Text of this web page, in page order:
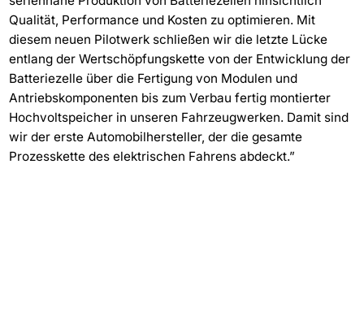
Qualität, Performance und Kosten zu optimieren. Mit
diesem neuen Pilotwerk schließen wir die letzte Lücke
entlang der Wertschöpfungskette von der Entwicklung der
Batteriezelle über die Fertigung von Modulen und
Antriebskomponenten bis zum Verbau fertig montierter
Hochvoltspeicher in unseren Fahrzeugwerken. Damit sind
wir der erste Automobilhersteller, der die gesamte
Prozesskette des elektrischen Fahrens abdeckt.”